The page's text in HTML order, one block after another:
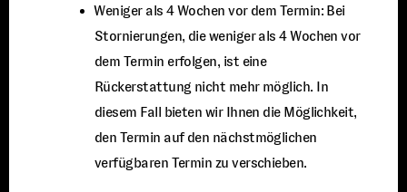
⁠Weniger als 4 Wochen vor dem Termin: Bei
Stornierungen, die weniger als 4 Wochen vor
dem Termin erfolgen, ist eine
Rückerstattung nicht mehr möglich. In
diesem Fall bieten wir Ihnen die Möglichkeit,
den Termin auf den nächstmöglichen
verfügbaren Termin zu verschieben.